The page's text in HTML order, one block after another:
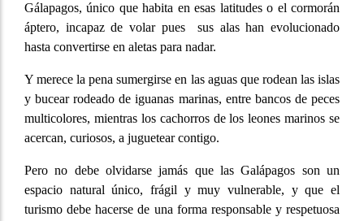
Gálapagos, único que habita en esas latitudes o el cormorán
áptero, incapaz de volar pues sus alas han evolucionado
hasta convertirse en aletas para nadar.
Y merece la pena sumergirse en las aguas que rodean las islas
y bucear rodeado de iguanas marinas, entre bancos de peces
multicolores, mientras los cachorros de los leones marinos se
acercan, curiosos, a juguetear contigo.
Pero no debe olvidarse jamás que las Galápagos son un
espacio natural único, frágil y muy vulnerable, y que el
turismo debe hacerse de una forma responsable y respetuosa